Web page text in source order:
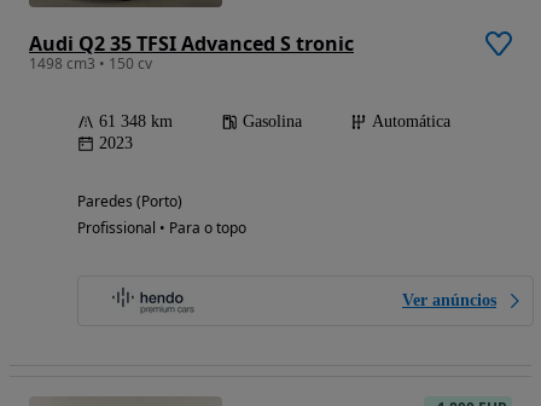
Audi Q2 35 TFSI Advanced S tronic
1498 cm3 • 150 cv
61 348 km Gasolina
Automática
2023
Paredes (Porto)
Profissional • Para o topo
Ver anúncios